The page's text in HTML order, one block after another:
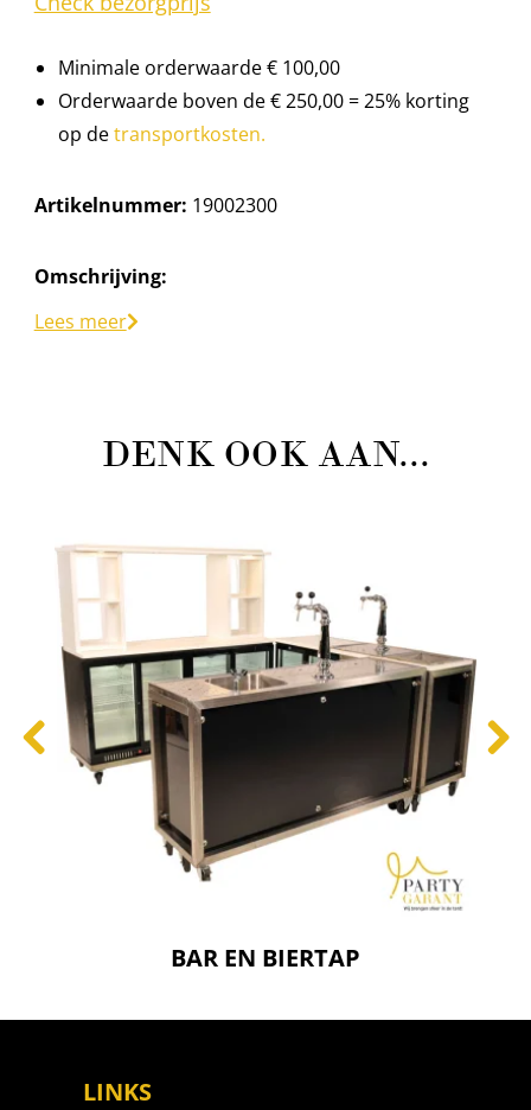
Minimale orderwaarde € 100,00
Orderwaarde boven de € 250,00 = 25% korting
op detransportkosten.
Artikelnummer: 19002300
Omschrijving:
Wijnglazen Luxe 44 cl in krat met 18 glazen.
Lees meer
DENK OOK AAN...
BAR EN BIERTAP
LINKS